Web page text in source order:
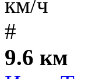
км/ч
#
9.6 км